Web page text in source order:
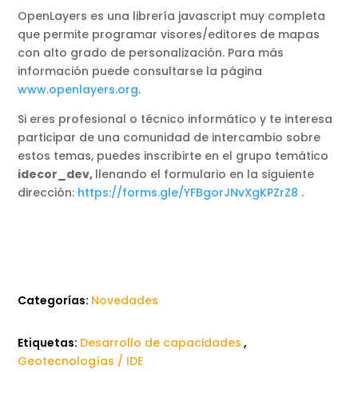
OpenLayers es una librería javascript muy completa
que permite programar visores/editores de mapas
con alto grado de personalización. Para más
información puede consultarse la página
www.openlayers.org.
Si eres profesional o técnico informático y te interesa
participar de una comunidad de intercambio sobre
estos temas, puedes inscribirte en el grupo temático
idecor_dev, llenando el formulario en la siguiente
dirección: https://forms.gle/YFBgorJNvXgKPZrZ8 .
Categorías: Novedades
Etiquetas: Desarrollo de capacidades ,
Geotecnologías / IDE